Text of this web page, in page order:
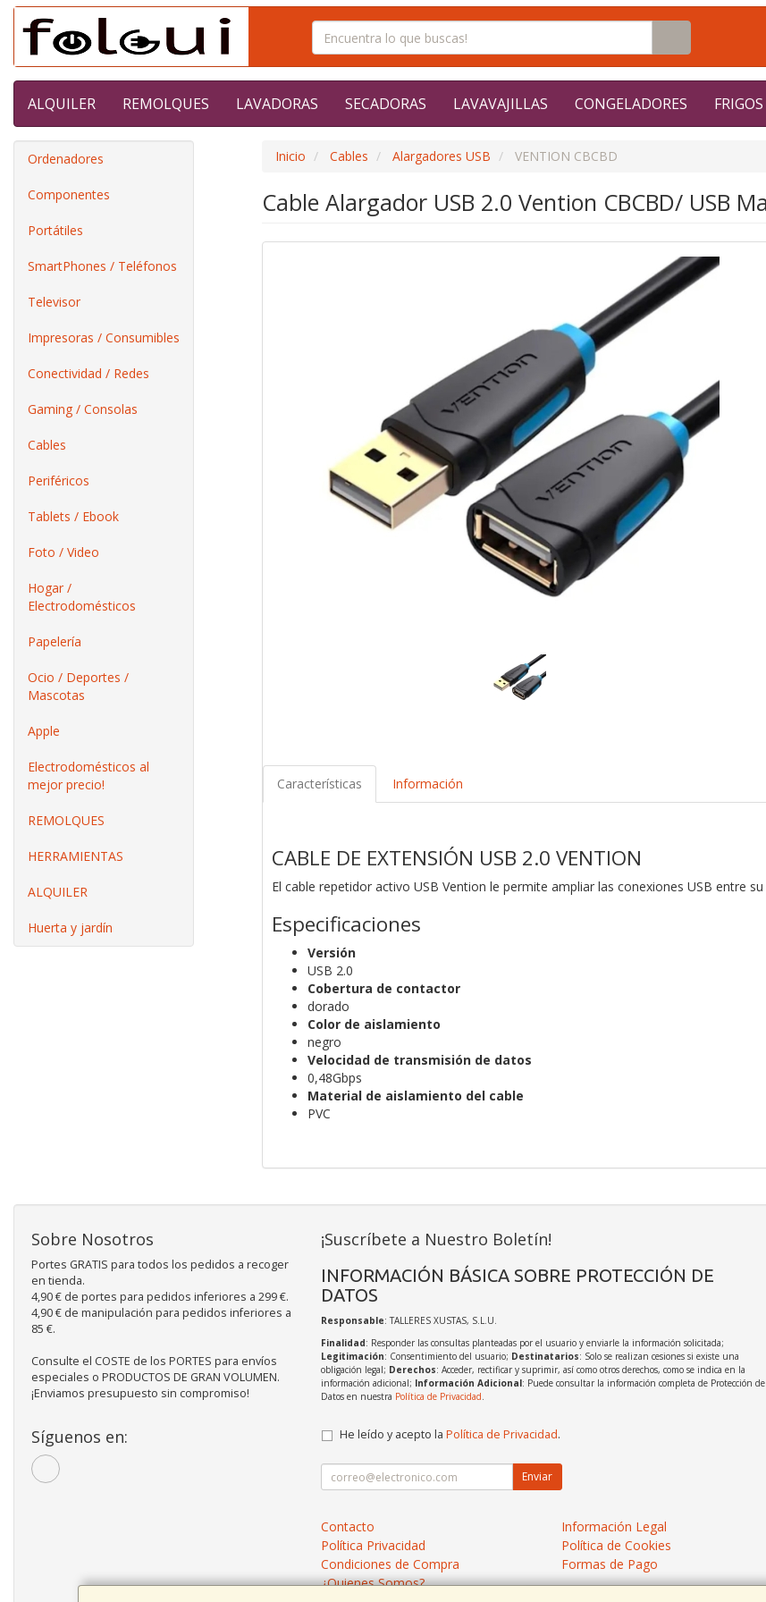
ALQUILER REMOLQUES LAVADORAS SECADORAS LAVAVAJILLAS CONGELADORES
Ordenadores
Componentes
Portátiles
SmartPhones / Teléfonos
Televisor
Impresoras / Consumibles
Conectividad / Redes
Gaming / Consolas
Cables
Periféricos
Tablets / Ebook
Foto / Video
Hogar /
Electrodomésticos
Papelería
Ocio / Deportes /
Mascotas
Apple
Electrodomésticos al
mejor precio!
REMOLQUES
HERRAMIENTAS
ALQUILER
Huerta y jardín
Inicio Cables Alargadores USB VENTION CBCBD
Cable Alargador USB 2.0 Vention CBCBD/ USB
Características Información
CABLE DE EXTENSIÓN USB 2.0 VENTION
El cable repetidor activo USB Vention le permite ampliar las conexiones USB entre
Especificaciones
Versión
USB 2.0
Cobertura de contactor
dorado
Color de aislamiento
negro
Velocidad de transmisión de datos
0,48Gbps
Material de aislamiento del cable
PVC
Sobre Nosotros
Portes GRATIS para todos los pedidos a recoger
en tienda.
4,90 € de portes para pedidos inferiores a 299 €.
4,90 € de manipulación para pedidos inferiores a
85 €.
Consulte el COSTE de los PORTES para envíos
especiales o PRODUCTOS DE GRAN VOLUMEN.
¡Enviamos presupuesto sin compromiso!
Síguenos en:
¡Suscríbete a Nuestro Boletín!
INFORMACIÓN BÁSICA SOBRE PROTECCIÓN DE
DATOS
Responsable: TALLERES XUSTAS, S.L.U.
Finalidad: Responder las consultas planteadas por el usuario y enviarle la información solicitada;
Legitimación: Consentimiento del usuario; Destinatarios: Solo se realizan cesiones si existe una
obligación legal; Derechos: Acceder, rectificar y suprimir, así como otros derechos, como se indica en la
información adicional; Información Adicional: Puede consultar la información completa de Protección de
Datos en nuestra Política de Privacidad.
He leído y acepto la Política de Privacidad.
Enviar
Contacto
Información Legal
Política Privacidad
Política de Cookies
Condiciones de Compra
Formas de Pago
¿Quienes Somos?